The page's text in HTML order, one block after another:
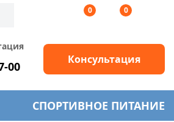
0 0
00 Консультация
СПОРТИВНОЕ ПИТАНИЕ